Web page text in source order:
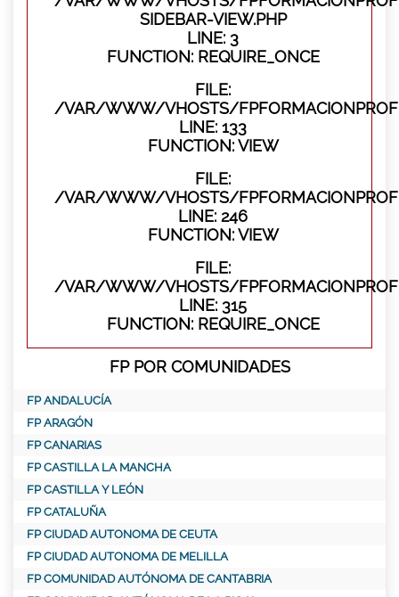
SIDEBAR-VIEW.PHP
LINE: 3
FUNCTION: REQUIRE_ONCE
FILE:
/VAR/WWW/VHOSTS/
LINE: 133
FUNCTION: VIEW
FILE:
/VAR/WWW/VHOSTS/
LINE: 246
FUNCTION: VIEW
FILE:
/VAR/WWW/VHOSTS/
LINE: 315
FUNCTION: REQUIRE_ONCE
FP POR COMUNIDADES
FP ANDALUCÍA
FP ARAGÓN
FP CANARIAS
FP CASTILLA LA MANCHA
FP CASTILLA Y LEÓN
FP CATALUÑA
FP CIUDAD AUTONOMA DE CEUTA
FP CIUDAD AUTONOMA DE MELILLA
FP COMUNIDAD AUTÓNOMA DE CANTABRIA